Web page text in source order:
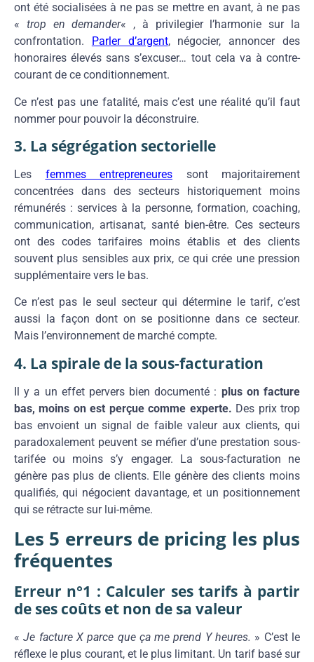
ont été socialisées à ne pas se mettre en avant, à ne pas
« trop en demander« , à privilegier l’harmonie sur la
confrontation. Parler d’argent, négocier, annoncer des
honoraires élevés sans s’excuser… tout cela va à contre-
courant de ce conditionnement.
Ce n’est pas une fatalité, mais c’est une réalité qu’il faut
nommer pour pouvoir la déconstruire.
3. La ségrégation sectorielle
Les femmes entrepreneures sont majoritairement
concentrées dans des secteurs historiquement moins
rémunérés : services à la personne, formation, coaching,
communication, artisanat, santé bien-être. Ces secteurs
ont des codes tarifaires moins établis et des clients
souvent plus sensibles aux prix, ce qui crée une pression
supplémentaire vers le bas.
Ce n’est pas le seul secteur qui détermine le tarif, c’est
aussi la façon dont on se positionne dans ce secteur.
Mais l’environnement de marché compte.
4. La spirale de la sous-facturation
Il y a un effet pervers bien documenté : plus on facture
bas, moins on est perçue comme experte. Des prix trop
bas envoient un signal de faible valeur aux clients, qui
paradoxalement peuvent se méfier d’une prestation sous-
tarifée ou moins s’y engager. La sous-facturation ne
génère pas plus de clients. Elle génère des clients moins
qualifiés, qui négocient davantage, et un positionnement
qui se rétracte sur lui-même.
Les 5 erreurs de pricing les plus
fréquentes
Erreur n°1 : Calculer ses tarifs à partir
de ses coûts et non de sa valeur
«Je facture X parce que ça me prend Y heures. » C’est le
réflexe le plus courant, et le plus limitant. Un tarif basé sur